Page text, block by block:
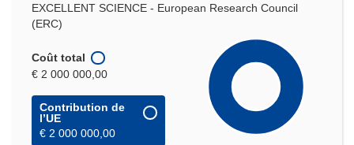
EXCELLENT SCIENCE - European Research Council
(ERC)
Coût total
€ 2 000 000,00
Contribution de
l’UE
€ 2 000 000,00